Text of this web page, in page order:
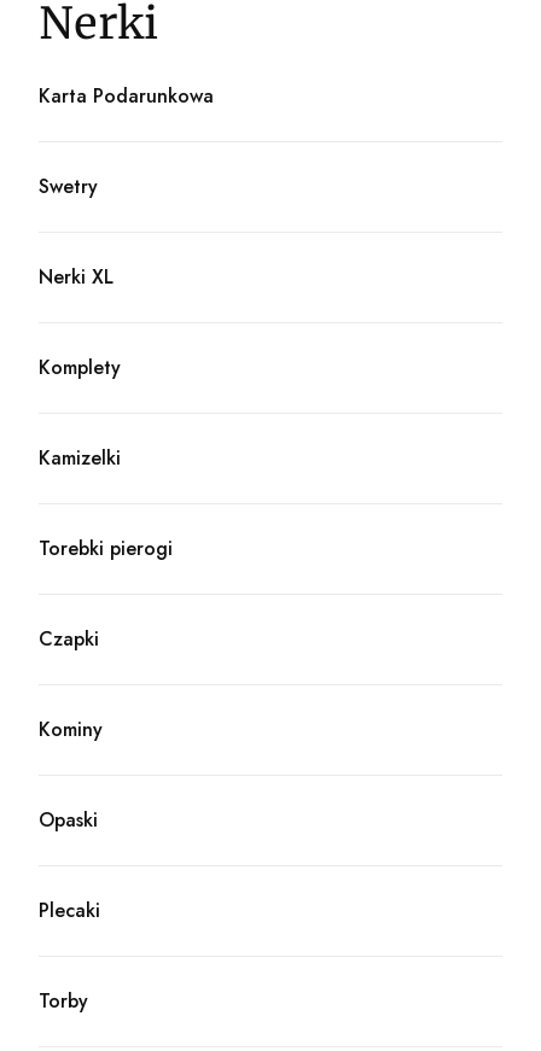
Nerki
Kategoria - Karta Podarunkowa
Karta Podarunkowa
Kategoria - Swetry
Swetry
Kategoria - Nerki XL
Nerki XL
Kategoria - Komplety
Komplety
Kategoria - Kamizelki
Kamizelki
Kategoria - Torebki pierogi
Torebki pierogi
Kategoria - Czapki
Czapki
Kategoria - Kominy
Kominy
Kategoria - Opaski
Opaski
Kategoria - Plecaki
Plecaki
Kategoria - Torby
Torby